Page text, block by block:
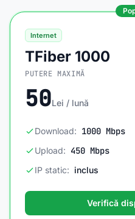
Internet
TFiber 1000
PUTERE MAXIMĂ
50Lei / lună
Download: 1000 Mbps
Upload: 450 Mbps
IP static: inclus
Verifică